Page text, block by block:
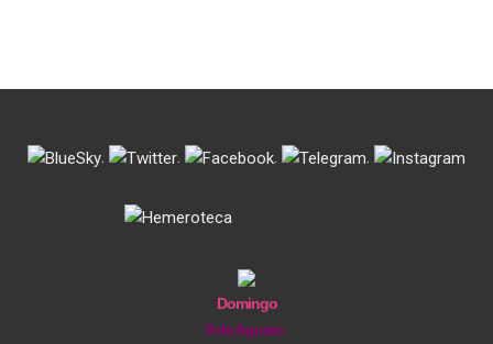
. . . .
Domingo
9 de Agosto